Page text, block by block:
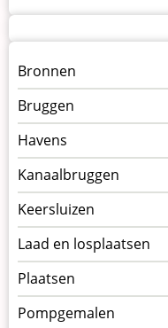
Menu
kunstwerken
op
kunstwerkpagina
Bronnen
Bruggen
Havens
Kanaalbruggen
Keersluizen
Laad en losplaatsen
Plaatsen
Pompgemalen